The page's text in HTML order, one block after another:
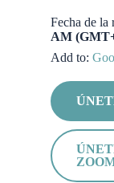
Fecha de la
AM
Add to: